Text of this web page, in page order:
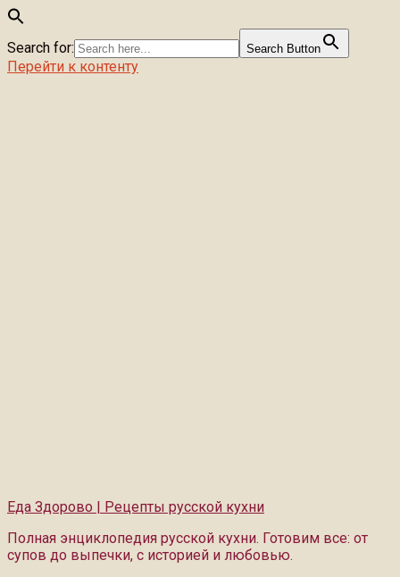
Search for: Search Button
Перейти к контенту
Еда Здорово | Рецепты русской кухни
Полная энциклопедия русской кухни. Готовим все: от
супов до выпечки, с историей и любовью.